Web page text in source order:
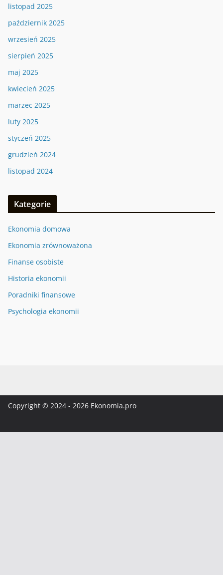
listopad 2025
październik 2025
wrzesień 2025
sierpień 2025
maj 2025
kwiecień 2025
marzec 2025
luty 2025
styczeń 2025
grudzień 2024
listopad 2024
Kategorie
Ekonomia domowa
Ekonomia zrównoważona
Finanse osobiste
Historia ekonomii
Poradniki finansowe
Psychologia ekonomii
Copyright © 2024 - 2026 Ekonomia.pro